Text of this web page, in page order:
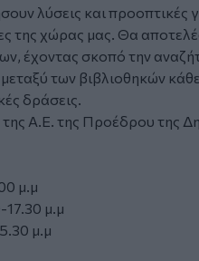
λύσεις και προοπτικές
της χώρας μας. Θα
έχοντας σκοπό την
των βιβλιοθηκών
δράσεις.
της Α.Ε. της Προέδρου της
μ.μ
μ.μ
μ.μ